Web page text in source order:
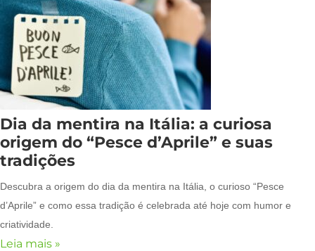
Dia da mentira na Itália: a curiosa
origem do “Pesce d’Aprile” e suas
tradições
Descubra a origem do dia da mentira na Itália, o curioso “Pesce
d’Aprile” e como essa tradição é celebrada até hoje com humor e
criatividade.
Leia mais »